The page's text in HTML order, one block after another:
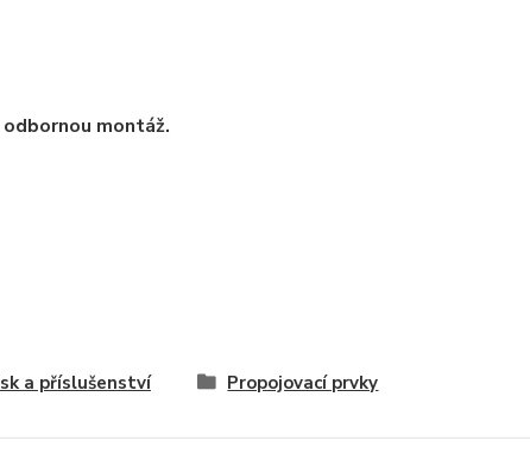
montáž.
a příslušenství Propojovací prvky